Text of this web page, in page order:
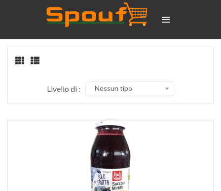
Livello di : Nessun tipo